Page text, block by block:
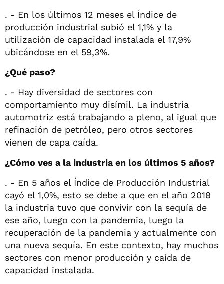
. - En los últimos 12 meses el Índice de
producción industrial subió el 1,1% y la
utilización de capacidad instalada el 17,9%
ubicándose en el 59,3%.
¿Qué paso?
. - Hay diversidad de sectores con
comportamiento muy disímil. La industria
automotriz está trabajando a pleno, al igual que
refinación de petróleo, pero otros sectores
vienen de capa caída.
¿Cómo ves a la industria en los últimos 5 años?
. - En 5 años el Índice de Producción Industrial
cayó el 1,0%, esto se debe a que en el año 2018
la industria tuvo que convivir con la sequía de
ese año, luego con la pandemia, luego la
recuperación de la pandemia y actualmente con
una nueva sequía. En este contexto, hay muchos
sectores con menor producción y caída de
capacidad instalada.